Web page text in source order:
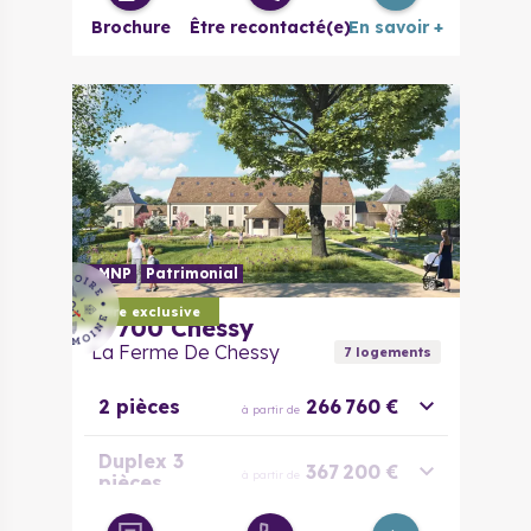
Brochure Être recontacté(e)En savoir +
Offre exclusive
LMNP Patrimonial
77700 Chessy
La Ferme De Chessy 7logements
2 pièces à partir de 266 760 €
Duplex 3
pièces
à partir de 367 200 €